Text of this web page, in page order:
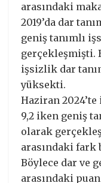
arasındaki
2019’da dar
geniş tanımlı
gerçekleşmişti.
işsizlik dar
yüksekti.
Haziran
9,2 iken geniş
olarak
arasındaki fark
Böylece dar ve
arasındaki